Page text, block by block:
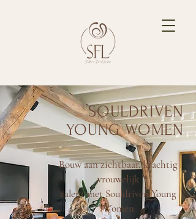
SOULDRIVEN
YOUNG WOMEN
Bouw aan zichtbaar, krachtig
vrouwelijk
talent met Souldriven Young
Women